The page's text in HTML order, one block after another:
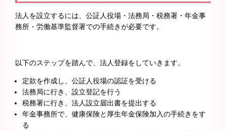
法人を設立するには、公証人役場・法務局・税務署・年金事
務所・労働基準監督署での手続きが必要です。
以下のステップを踏んで、法人登録をしていきます。
定款を作成し、公証人役場の認証を受ける
法務局に行き、設立登記を行う
税務署に行き、法人設立届出書を提出する
年金事務所で、健康保険と厚生年金保険加入の手続きをす
る